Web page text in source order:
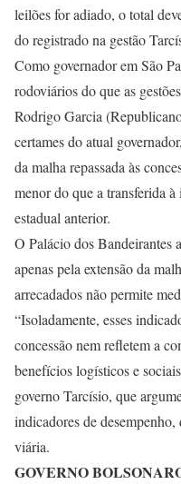
leilões for adiado, o total
do registrado na gestão
Como governador em São
rodoviários do que as
Rodrigo Garcia
certames do atual
da malha repassada às
menor do que a transferida
estadual anterior.
O Palácio dos Bandeirantes
apenas pela extensão da
arrecadados não permite
“Isoladamente, esses
concessão nem refletem a
benefícios logísticos e
governo Tarcísio, que
indicadores de
viária.
GOVERNO